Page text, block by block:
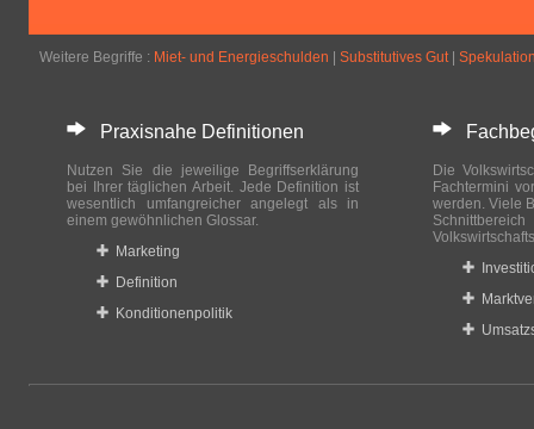
Weitere Begriffe : Miet- und Energieschulden Substitutives Gut|
Praxisnahe Definitionen
Nutzen Sie die jeweilige Begriffserklärung
bei Ihrer täglichen Arbeit. Jede Definition ist
wesentlich umfangreicher angelegt als in
einem gewöhnlichen Glossar.
Marketing
Definition
Konditionenpolitik
Die
Fachtermini
werden. Viele